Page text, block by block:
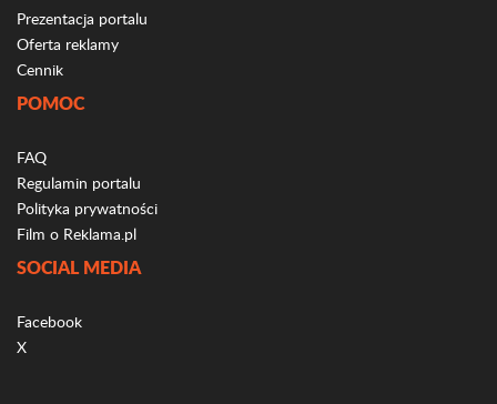
Prezentacja portalu
Oferta reklamy
Cennik
POMOC
FAQ
Regulamin portalu
Polityka prywatności
Film o Reklama.pl
SOCIAL MEDIA
Facebook
X